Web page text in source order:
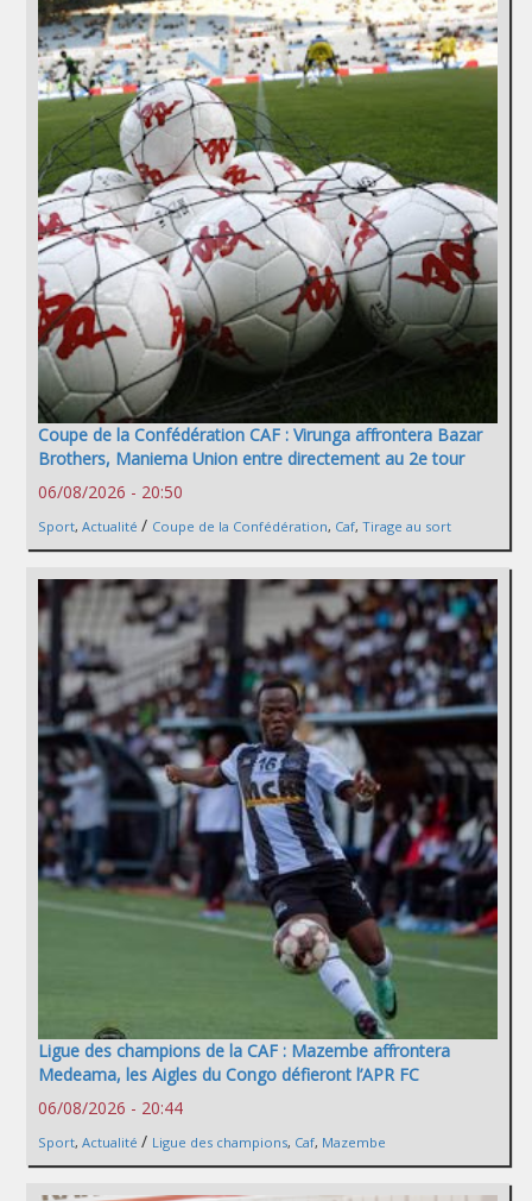
Coupe de la Confédération CAF : Virunga affrontera Bazar
Brothers, Maniema Union entre directement au 2e tour
06/08/2026 - 20:50
Sport, Actualité / Coupe de la Confédération, Caf, Tirage au sort
Ligue des champions de la CAF : Mazembe affrontera
Medeama, les Aigles du Congo défieront l’APR FC
06/08/2026 - 20:44
Sport, Actualité / Ligue des champions, Caf, Mazembe